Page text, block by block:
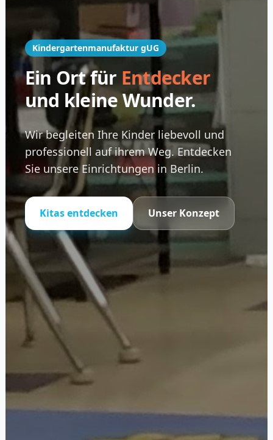
Kindergartenmanufaktur gUG
Ein Ort für Entdecker
und kleine Wunder.
Wir begleiten Ihre Kinder liebevoll und
professionell auf ihrem Weg. Entdecken
Sie unsere Einrichtungen in Berlin.
Kitas entdecken Unser Konzept